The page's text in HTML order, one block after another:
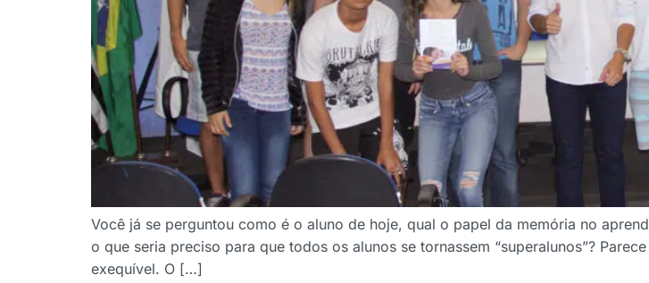
Você já se perguntou como é o aluno de hoje, qual o papel da memória no
o que seria preciso para que todos os alunos se tornassem “superalunos”?
exequível. O […]